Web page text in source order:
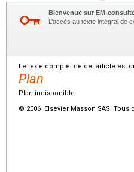
Bienvenue sur EM-
L’accès au texte intégral de
Le texte complet de cet article est
Plan
Plan indisponible
© 2006 Elsevier Masson SAS. Tous